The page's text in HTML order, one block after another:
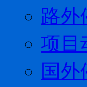
路外
项目
国外